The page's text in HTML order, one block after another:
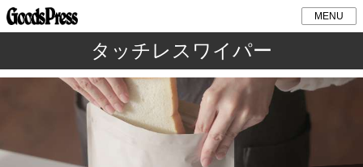
MENU
タッチレスワイパー